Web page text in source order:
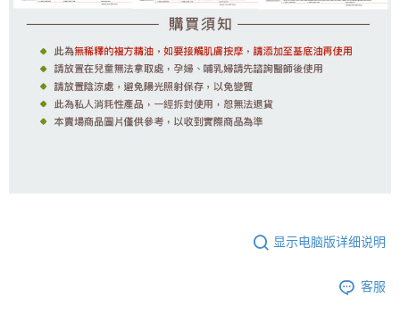
显示电脑版详细说明
客服